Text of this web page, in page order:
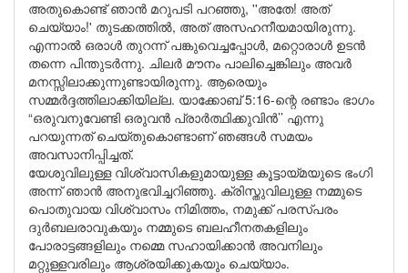
അതുകൊണ്ട് ഞാൻ മറുപടി പറഞ്ഞു, ''അതേ! അത്
ചെയ്യാം!' തുടക്കത്തിൽ, അത് അസഹനീയമായിരുന്നു.
എന്നാൽ ഒരാൾ തുറന്ന് പങ്കുവെച്ചപ്പോൾ, മറ്റൊരാൾ ഉടൻ
തന്നെ പിന്തുടർന്നു. ചിലർ മൗനം പാലിച്ചെങ്കിലും അവർ
മനസ്സിലാക്കുന്നുണ്ടായിരുന്നു. ആരെയും
സമ്മർദ്ദത്തിലാക്കിയില്ല. യാക്കോബ് 5:16-ന്റെ രണ്ടാം ഭാഗം
“ഒരുവനുവേണ്ടി ഒരുവൻ പ്രാർത്ഥിക്കുവിൻ’’ എന്നു
പറയുന്നത് ചെയ്തുകൊണ്ടാണ് ഞങ്ങൾ സമയം
അവസാനിപ്പിച്ചത്.
യേശുവിലുള്ള വിശ്വാസികളുമായുള്ള കൂട്ടായ്മയുടെ ഭംഗി
അന്ന് ഞാൻ അനുഭവിച്ചറിഞ്ഞു. ക്രിസ്തുവിലുള്ള നമ്മുടെ
പൊതുവായ വിശ്വാസം നിമിത്തം, നമുക്ക് പരസ്പരം
ദുർബലരാവുകയും നമ്മുടെ ബലഹീനതകളിലും
പോരാട്ടങ്ങളിലും നമ്മെ സഹായിക്കാൻ അവനിലും
മറ്റുള്ളവരിലും ആശ്രയിക്കുകയും ചെയ്യാം.